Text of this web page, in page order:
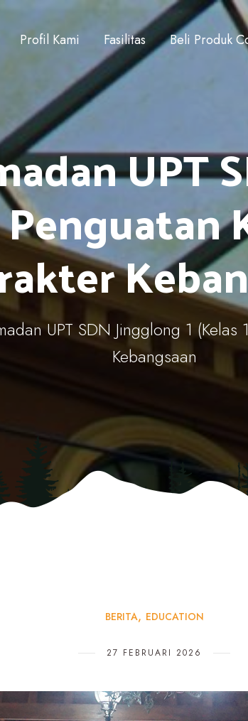
Profil Kami Fasilitas Beli Produk
UPT
UPT SDN Jingglong 1
Kebangsaan
BERITA EDUCATION
27 FEBRUARI 2026